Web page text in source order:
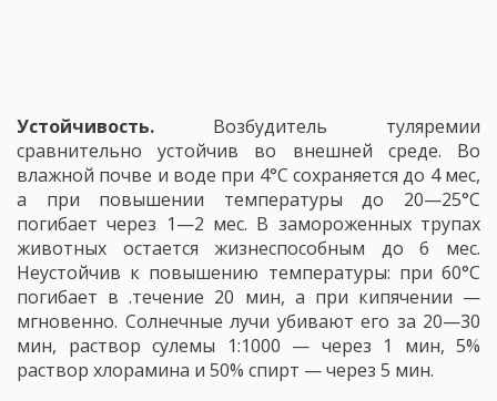
Устойчивость. Возбудитель туляремии
сравнительно устойчив во внешней среде. Во
влажной почве и воде при 4°С сохраняется до 4 мес,
а при повышении температуры до 20—25°С
погибает через 1—2 мес. В замороженных трупах
животных остается жизнеспособным до 6 мес.
Неустойчив к повышению температуры: при 60°С
погибает в .течение 20 мин, а при кипячении —
мгновенно. Солнечные лучи убивают его за 20—30
мин, раствор сулемы 1:1000 — через 1 мин, 5%
раствор хлорамина и 50% спирт — через 5 мин.